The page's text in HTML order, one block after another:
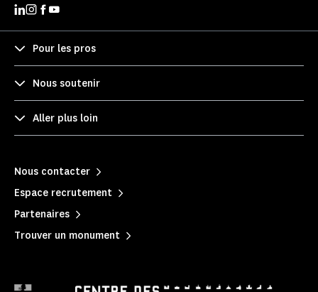
Pour les pros
Nous soutenir
Aller plus loin
Nous contacter
Espace recrutement
Partenaires
Trouver un monument